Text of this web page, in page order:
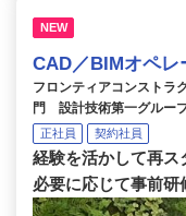
NEW
CAD／BIMオペレ
フロンティアコンストラ
門 設計技術第一グルー
正社員 契約社員
経験を活かして再ス
必要に応じて事前研